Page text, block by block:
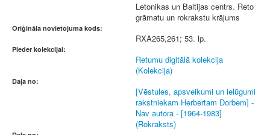
Letonikas un Baltijas centrs. Reto
grāmatu un rokrakstu krājums
Oriģināla novietojuma kods:
RXA265,261; 53. lp.
Pieder kolekcijai:
Retumu digitālā kolekcija
(Kolekcija)
Daļa no:
[Vēstules, apsveikumi un ielūgumi
rakstniekam Herbertam Dorbem] -
Nav autora - [1964-1983]
(Rokraksts)